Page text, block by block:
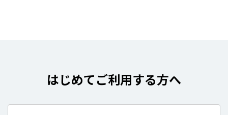
はじめてご利用する方へ